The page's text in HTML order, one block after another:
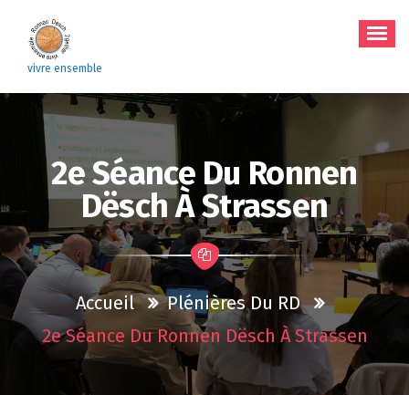
contenu
vivre ensemble
2e Séance Du Ronnen
Dësch À Strassen
Accueil
Plénières Du RD
2e Séance Du Ronnen Dësch À Strassen